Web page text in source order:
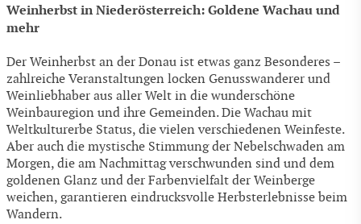
Weinherbst in Niederösterreich: Goldene Wachau und
mehr
Der Weinherbst an der Donau ist etwas ganz Besonderes –
zahlreiche Veranstaltungen locken Genusswanderer und
Weinliebhaber aus aller Welt in die wunderschöne
Weinbauregion und ihre Gemeinden. Die Wachau mit
Weltkulturerbe Status, die vielen verschiedenen Weinfeste.
Aber auch die mystische Stimmung der Nebelschwaden am
Morgen, die am Nachmittag verschwunden sind und dem
goldenen Glanz und der Farbenvielfalt der Weinberge
weichen, garantieren eindrucksvolle Herbsterlebnisse beim
Wandern.